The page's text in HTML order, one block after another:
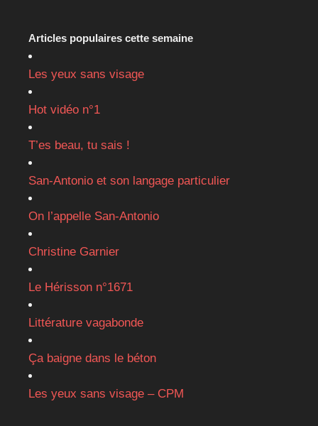
Articles populaires cette semaine
Les yeux sans visage
Hot vidéo n°1
T’es beau, tu sais !
San-Antonio et son langage particulier
On l’appelle San-Antonio
Christine Garnier
Le Hérisson n°1671
Littérature vagabonde
Ça baigne dans le béton
Les yeux sans visage – CPM